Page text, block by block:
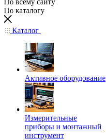
По всему сайту
По каталогу
Каталог
Активное оборудование
Измерительные
приборы и монтажный
инструмент